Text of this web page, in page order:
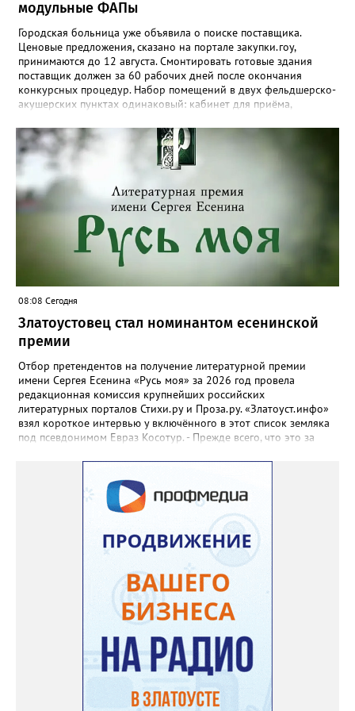
модульные ФАПы
Городская больница уже объявила о поиске поставщика.
Ценовые предложения, сказано на портале закупки.гоу,
принимаются до 12 августа. Смонтировать готовые здания
поставщик должен за 60 рабочих дней после окончания
конкурсных процедур. Набор помещений в двух фельдшерско-
акушерских пунктах одинаковый: кабинет для приёма,
также комната для хранения лекарственных препаратов и
другие вспомогательные. В Веселовке новый ФАП
расположится на участке №58 по улице Ленина, в Кувашах –
на Советской, 79.
08:08 Сегодня
Златоустовец стал номинантом есенинской
премии
Отбор претендентов на получение литературной премии
имени Сергея Есенина «Русь моя» за 2026 год провела
редакционная комиссия крупнейших российских
литературных порталов Стихи.ру и Проза.ру. «Златоуст.инфо»
взял короткое интервью у включённого в этот список земляка
под псевдонимом Евраз Косотур. - Прежде всего, что это за
«Русь моя» ежегодная, её вручают в канун дня рождения
великого русского поэта. Я о ней узнал на сайте стихи.ру,
подал заявку, особо ни на что не рассчитывая. А потом мне
позвонили, сказали, что я подхожу. - Как давно пишете и о чём?
- Пишу давно, но обычно кидал в стол или отправлял
знакомым, друзьям. С 2024 года публикую на Author.Today, с
марта этого года - на стихи.ру. Кстати, я про этот сайт узнал от
своего подписчика в Телеграм. Он долго восторгался стихами, а
потом был удивлён, что не нашел меня на стихи.ру. Ну я и
повёлся. Темы? Да самые разные. - Где черпаете вдохновение? -
В магазине вдохновений. Когда акции. Если надо, хоть про что
написать могу. А чтоб прям выпирало — не знаю. Само
получается. - Вы стали номинантом – что дальше? - Да, стал
номинантом и получил печатный сборник, где есть мои стихи.
Дальше – ещё один отбор и финал. Хотя и не особо
рассчитываю, что стану лауреатом. Ещё я отобран в
номинациях «Поэт года» и «Дебют года». Но это, скорее всего,